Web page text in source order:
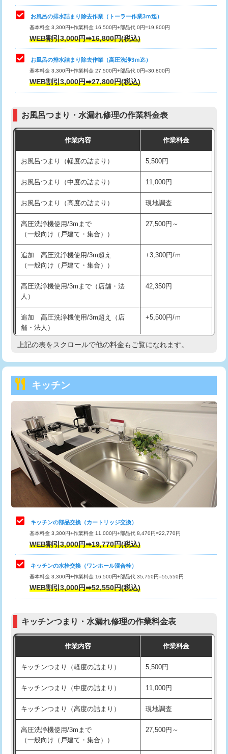
タンクレストイレ脱着 33,000円
小便器トイレ脱着
その他部品の脱着 8,800円～
交換・取付（タンク）
交換・取付（普通便座） 11,000円+材料費
交換・取付（温水洗浄便座） 16,500円+材料費
交換・取付(単水栓（壁付・デッキ
式）)
13,200円+材料費
交換・取付(混合水栓（壁付・デッキ
式・ワンホール）)
16,500円+材料費
交換・取付(排水栓・排水トラップ
（P/S/ポップアップ））
22,000円+材料費
交換・取付（その他部品） 11,000円+材料費
持込商品取付（単水栓） 13,200円
持込商品取付（混合水栓）
持込商品取付（浄水器・分岐水栓） 16,500円
持込商品取付（温水洗浄便座） 22,000円
持込商品取付（普通便座⇔温水洗浄便
22,000円
給水管工事※（ホール加工)
給水管工事※（バンド止め) 3,300円
給水管工事※（支持金具設置) 5,500円
給水管工事※（保温材使用（バンド止
め込み）)
5,500円
給水管工事※（土の掘削・埋め戻し作
11,000円
給水管工事※（塩ビ管（VP・HI）使
用/3ｍまで)
給水管工事※（塩ビ管（VP・HI）使
用（追加）/3ｍ超え)
給水管工事※（ライニング鋼管・銅
管・ポリ管・HT管使用/3ｍまで)
44,000円
管・ポリ管・HT管使用/3ｍ超え)
排水管工事（土の掘削・埋め戻し作
11,000円~
排水管工事（排水管工事/3ｍまで） 55,000円
排水管工事（追加 排水管工事/3ｍ超
+11,000円
マス交換（土の掘削・埋め戻し作業）
マス交換（深さ50㎝未満）
お風呂の排水詰まり除去作業（トーラー作業3ｍ迄）
基本料金 3,300円+作業料金 16,500円+部品代 0円=19,800円
WEB割引3,000円➡16,800円(税込)
お風呂の排水詰まり除去作業（高圧洗浄3ｍ迄）
基本料金 3,300円+作業料金 27,500円+部品代 0円=30,800円
WEB割引3,000円➡27,800円(税込)
お風呂つまり・水漏れ修理の作業料金表
作業内容 作業料金
お風呂つまり（軽度の詰まり） 5,500円
お風呂つまり（中度の詰まり） 11,000円
お風呂つまり（高度の詰まり） 現地調査
高圧洗浄機使用/3mまで
（一般向け（戸建て・集合））
27,500円～
追加 高圧洗浄機使用/3m超え
（一般向け（戸建て・集合））
+3,300円/ｍ
高圧洗浄機使用/3mまで（店舗・法
人）
42,350円
追加 高圧洗浄機使用/3m超え（店
舗・法人）
+5,500円/ｍ
高度高圧洗浄換 現地調査
トーラー機使用/3mまで
追加トーラー機使用/3m超え +3,300円
カメラ調査 33,000円
桝清掃 8,800円
止水・漏水調査・防水処理・清掃・修
理・調整・分解・加工など（軽作業）
11,000円
止水・漏水調査・防水処理・清掃・修
理・調整・分解・加工など（中作業）
22,000円
止水・漏水調査・防水処理・清掃・修
理・調整・分解・加工など（重作業）
33,000円
お風呂タンク脱着
その他部品の脱着
式・ワンホール）)
交換・取付(排水栓・排水トラップ
22,000円+材料費
持込商品取付（単水栓）
上記の表をスクロールで他の料金もご覧になれます。
キッチン
キッチンの部品交換（カートリッジ交換）
基本料金 3,300円+作業料金 11,000円+部品代 8,470円=22,770円
WEB割引3,000円➡19,770円(税込)
キッチンの水栓交換（ワンホール混合栓）
基本料金 3,300円+作業料金 16,500円+部品代 35,750円=55,550円
WEB割引3,000円➡52,550円(税込)
キッチンつまり・水漏れ修理の作業料金表
作業内容 作業料金
キッチンつまり（軽度の詰まり） 5,500円
キッチンつまり（中度の詰まり） 11,000円
キッチンつまり（高度の詰まり） 現地調査
高圧洗浄機使用/3mまで
（一般向け（戸建て・集合））
27,500円～